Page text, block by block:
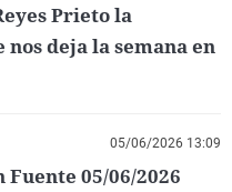
Prieto la
deja la semana en
05/06/2026 13:09
Fuente 05/06/2026